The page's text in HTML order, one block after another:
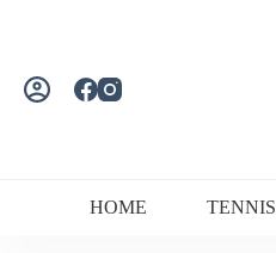
HOME TENNIS